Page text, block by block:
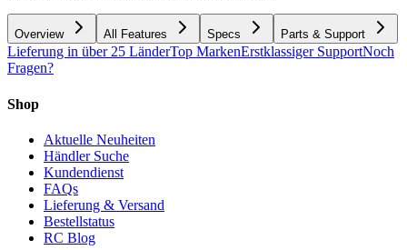
Overview All Features Specs Parts & Support
Lieferung in über 25 LänderTop MarkenErstklassiger SupportNoch
Fragen?
Shop
Aktuelle Neuheiten
Händler Suche
Kundendienst
FAQs
Lieferung & Versand
Bestellstatus
RC Blog